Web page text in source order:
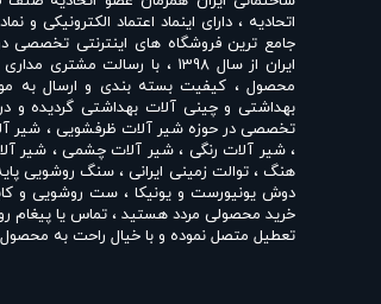
اتحادیه ، دارای اینماد اعتماد الکترونیکی
جامع ترین فروشگاه های اینترنتی تخصصی
ایران از سال 1398 ، با
محصول ، کیفیت بسته بندی و ارسال به
بهداشتی و چینی آلات بهداشتی گردیده و
تخصصی در حوزهشیر آلات ظرفشویی ، شیر
،شیر آلات رنگی ،شیر آلات چشمی ، شیر
هنگ،توالت زمینی ایرانی،سنگ روشویی
دوش یونیورست و یونیکا ، ست روشویی و
خرید محصولی مردد هستید ، تماس یا پیغام
تعطیل متصل نموده و با خیال راحت به محصول